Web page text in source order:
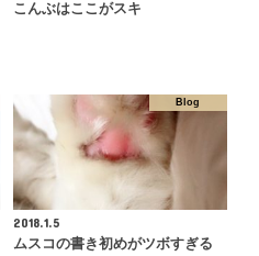
こんぶはここがスキ
Blog
2018.1.5
ムスコの書き初めがツボすぎる